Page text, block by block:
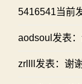
5416541当前
aodsoul发表
zrllll发表：谢